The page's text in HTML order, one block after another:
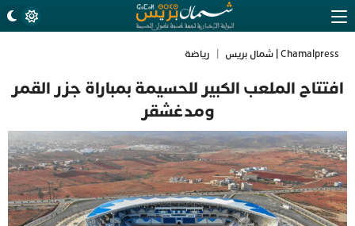
Chamalpress | شمال بريس رياضة
افتتاح الملعب الكبير للحسيمة بمباراة جزر القمر
ومدغشقر